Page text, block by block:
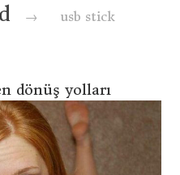
→ usb stick
dönüş yolları